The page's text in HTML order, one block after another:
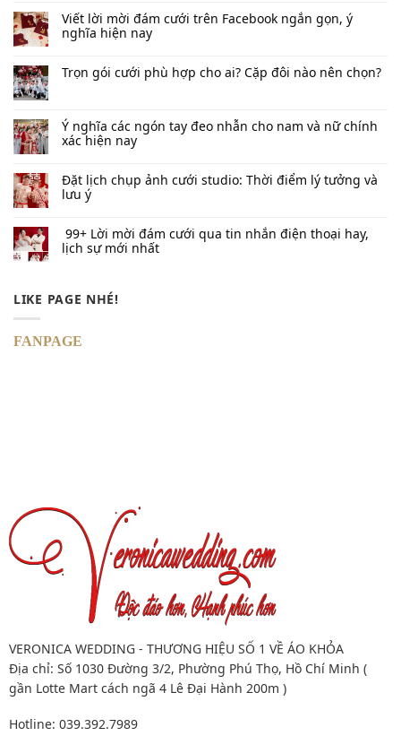
Viết lời mời đám cưới trên Facebook​ ngắn gọn, ý
nghĩa hiện nay
Trọn gói cưới phù hợp cho ai? Cặp đôi nào nên chọn?
Ý nghĩa các ngón tay đeo nhẫn cho nam và nữ chính
xác hiện nay
Đặt lịch chụp ảnh cưới studio: Thời điểm lý tưởng và
lưu ý
99+ Lời mời đám cưới qua tin nhắn​ điện thoại hay,
lịch sự mới nhất
LIKE PAGE NHÉ!
FANPAGE
VERONICA WEDDING - THƯƠNG HIỆU SỐ 1 VỀ ÁO KHỎA
Địa chỉ: Số 1030 Đường 3/2, Phường Phú Thọ, Hồ Chí Minh (
gần Lotte Mart cách ngã 4 Lê Đại Hành 200m )
Hotline: 039.392.7989